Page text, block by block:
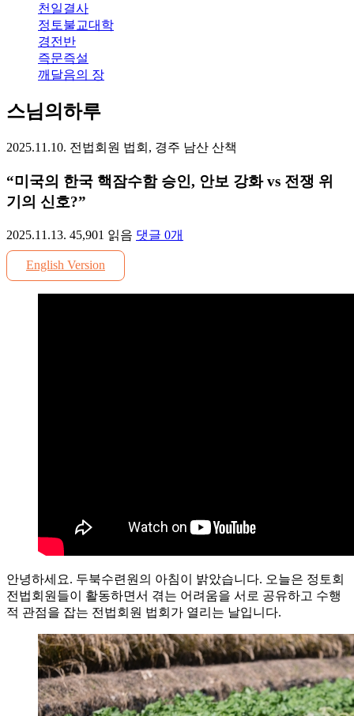
천일결사
정토불교대학
경전반
즉문즉설
깨달음의 장
스님의하루
2025.11.10. 전법회원 법회, 경주 남산 산책
“미국의 한국 핵잠수함 승인, 안보 강화 vs 전쟁 위
기의 신호?”
2025.11.13. 45,901 읽음 댓글 0개
English Version
안녕하세요. 두북수련원의 아침이 밝았습니다. 오늘은 정토회
전법회원들이 활동하면서 겪는 어려움을 서로 공유하고 수행
적 관점을 잡는 전법회원 법회가 열리는 날입니다.